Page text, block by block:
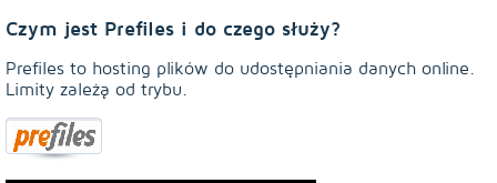
Czym jest Prefiles i do czego służy?
Prefiles to hosting plików do udostępniania danych online.
Limity zależą od trybu.